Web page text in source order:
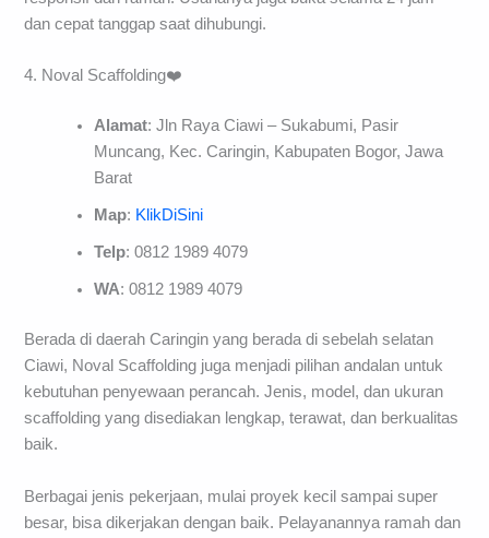
dan cepat tanggap saat dihubungi.
4. Noval Scaffolding❤️
Alamat: Jln Raya Ciawi – Sukabumi, Pasir
Muncang, Kec. Caringin, Kabupaten Bogor, Jawa
Barat
Map: KlikDiSini
Telp: 0812 1989 4079
WA: 0812 1989 4079
Berada di daerah Caringin yang berada di sebelah selatan
Ciawi, Noval Scaffolding juga menjadi pilihan andalan untuk
kebutuhan penyewaan perancah. Jenis, model, dan ukuran
scaffolding yang disediakan lengkap, terawat, dan berkualitas
baik.
Berbagai jenis pekerjaan, mulai proyek kecil sampai super
besar, bisa dikerjakan dengan baik. Pelayanannya ramah dan